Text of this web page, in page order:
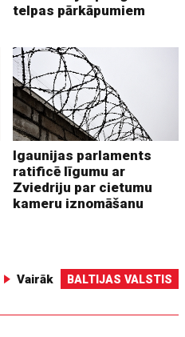
telpas pārkāpumiem
Igaunijas parlaments
ratificē līgumu ar
Zviedriju par cietumu
kameru iznomāšanu
Vairāk BALTIJAS VALSTIS